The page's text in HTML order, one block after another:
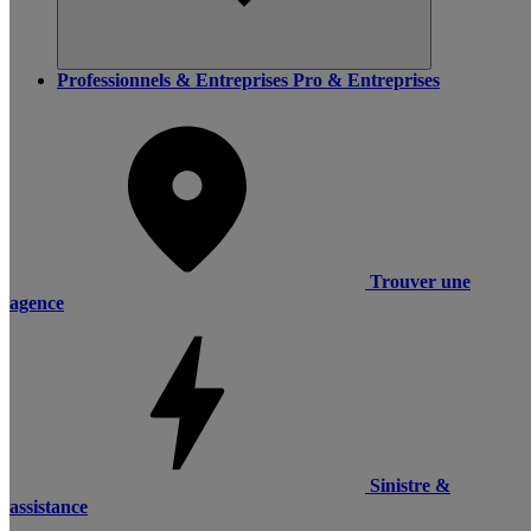
Professionnels & Entreprises Pro & Entreprises
Trouver une
agence
Sinistre &
assistance